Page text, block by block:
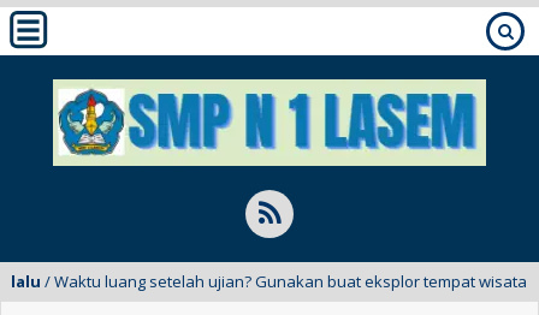
luang setelah ujian? Gunakan buat eksplor tempat wisata di